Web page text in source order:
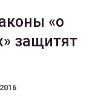
«о
защитят